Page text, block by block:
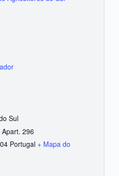
Sul
296
Portugal + Mapa do